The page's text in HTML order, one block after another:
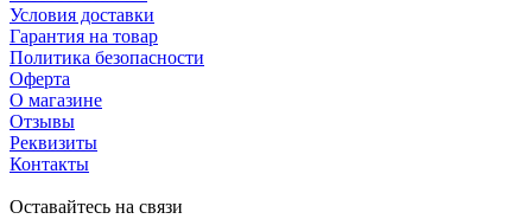
Условия доставки
Гарантия на товар
Политика безопасности
Оферта
О магазине
Отзывы
Реквизиты
Контакты
Оставайтесь на связи